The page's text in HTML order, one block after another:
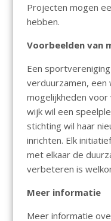
Projecten mogen
hebben.
Voorbeelden van
Een
verduurzamen, een
mogelijkheden voor
wijk wil een
stichting wil haar
inrichten. Elk
met elkaar de
verbeteren is
Meer informatie
Meer informatie